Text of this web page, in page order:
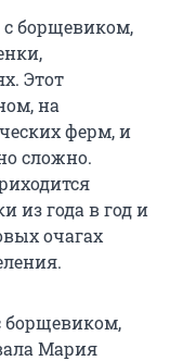
с борщевиком,
Этот
на
ферм, и
сложно.
из года в год и
очагах
борщевиком,
Мария